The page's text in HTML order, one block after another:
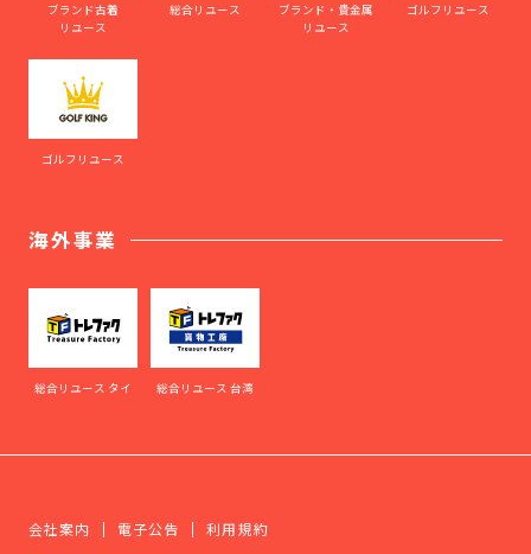
ブランド古着
リユース
総合リユース
ブランド・貴金属
リユース
ゴルフリユース
ゴルフリユース
海外事業
総合リユース タイ 総合リユース 台湾
会社案内 電子公告
利用規約